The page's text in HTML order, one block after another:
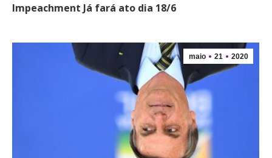
Impeachment Já fará ato dia 18/6
maio 21 2020